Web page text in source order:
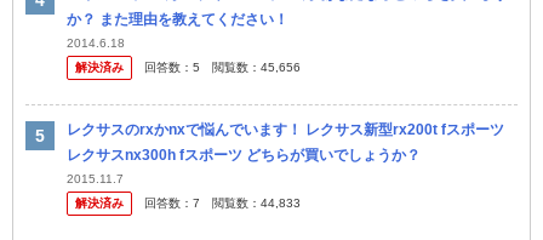
か？ また理由を教えてください！
2014.6.18
解決済み
回答数： 5 閲覧数： 45,656
レクサスのrxかnxで悩んでいます！ レクサス新型rx200t fスポーツ
レクサスnx300h fスポーツ どちらが買いでしょうか？
2015.11.7
解決済み
回答数： 7 閲覧数： 44,833